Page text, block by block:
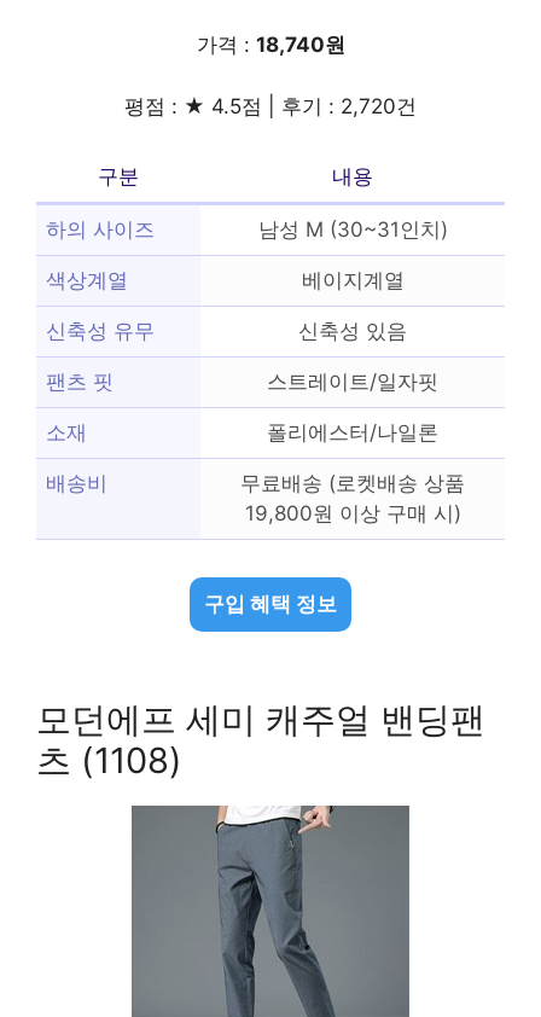
가격 : 18,740원
평점 : ★ 4.5점 | 후기 : 2,720건
구분 내용
하의 사이즈 남성 M (30~31인치)
색상계열 베이지계열
신축성 유무 신축성 있음
팬츠 핏 스트레이트/일자핏
소재 폴리에스터/나일론
배송비
무료배송 (로켓배송 상품
19,800원 이상 구매 시)
구입 혜택 정보
모던에프 세미 캐주얼 밴딩팬
츠 (1108)